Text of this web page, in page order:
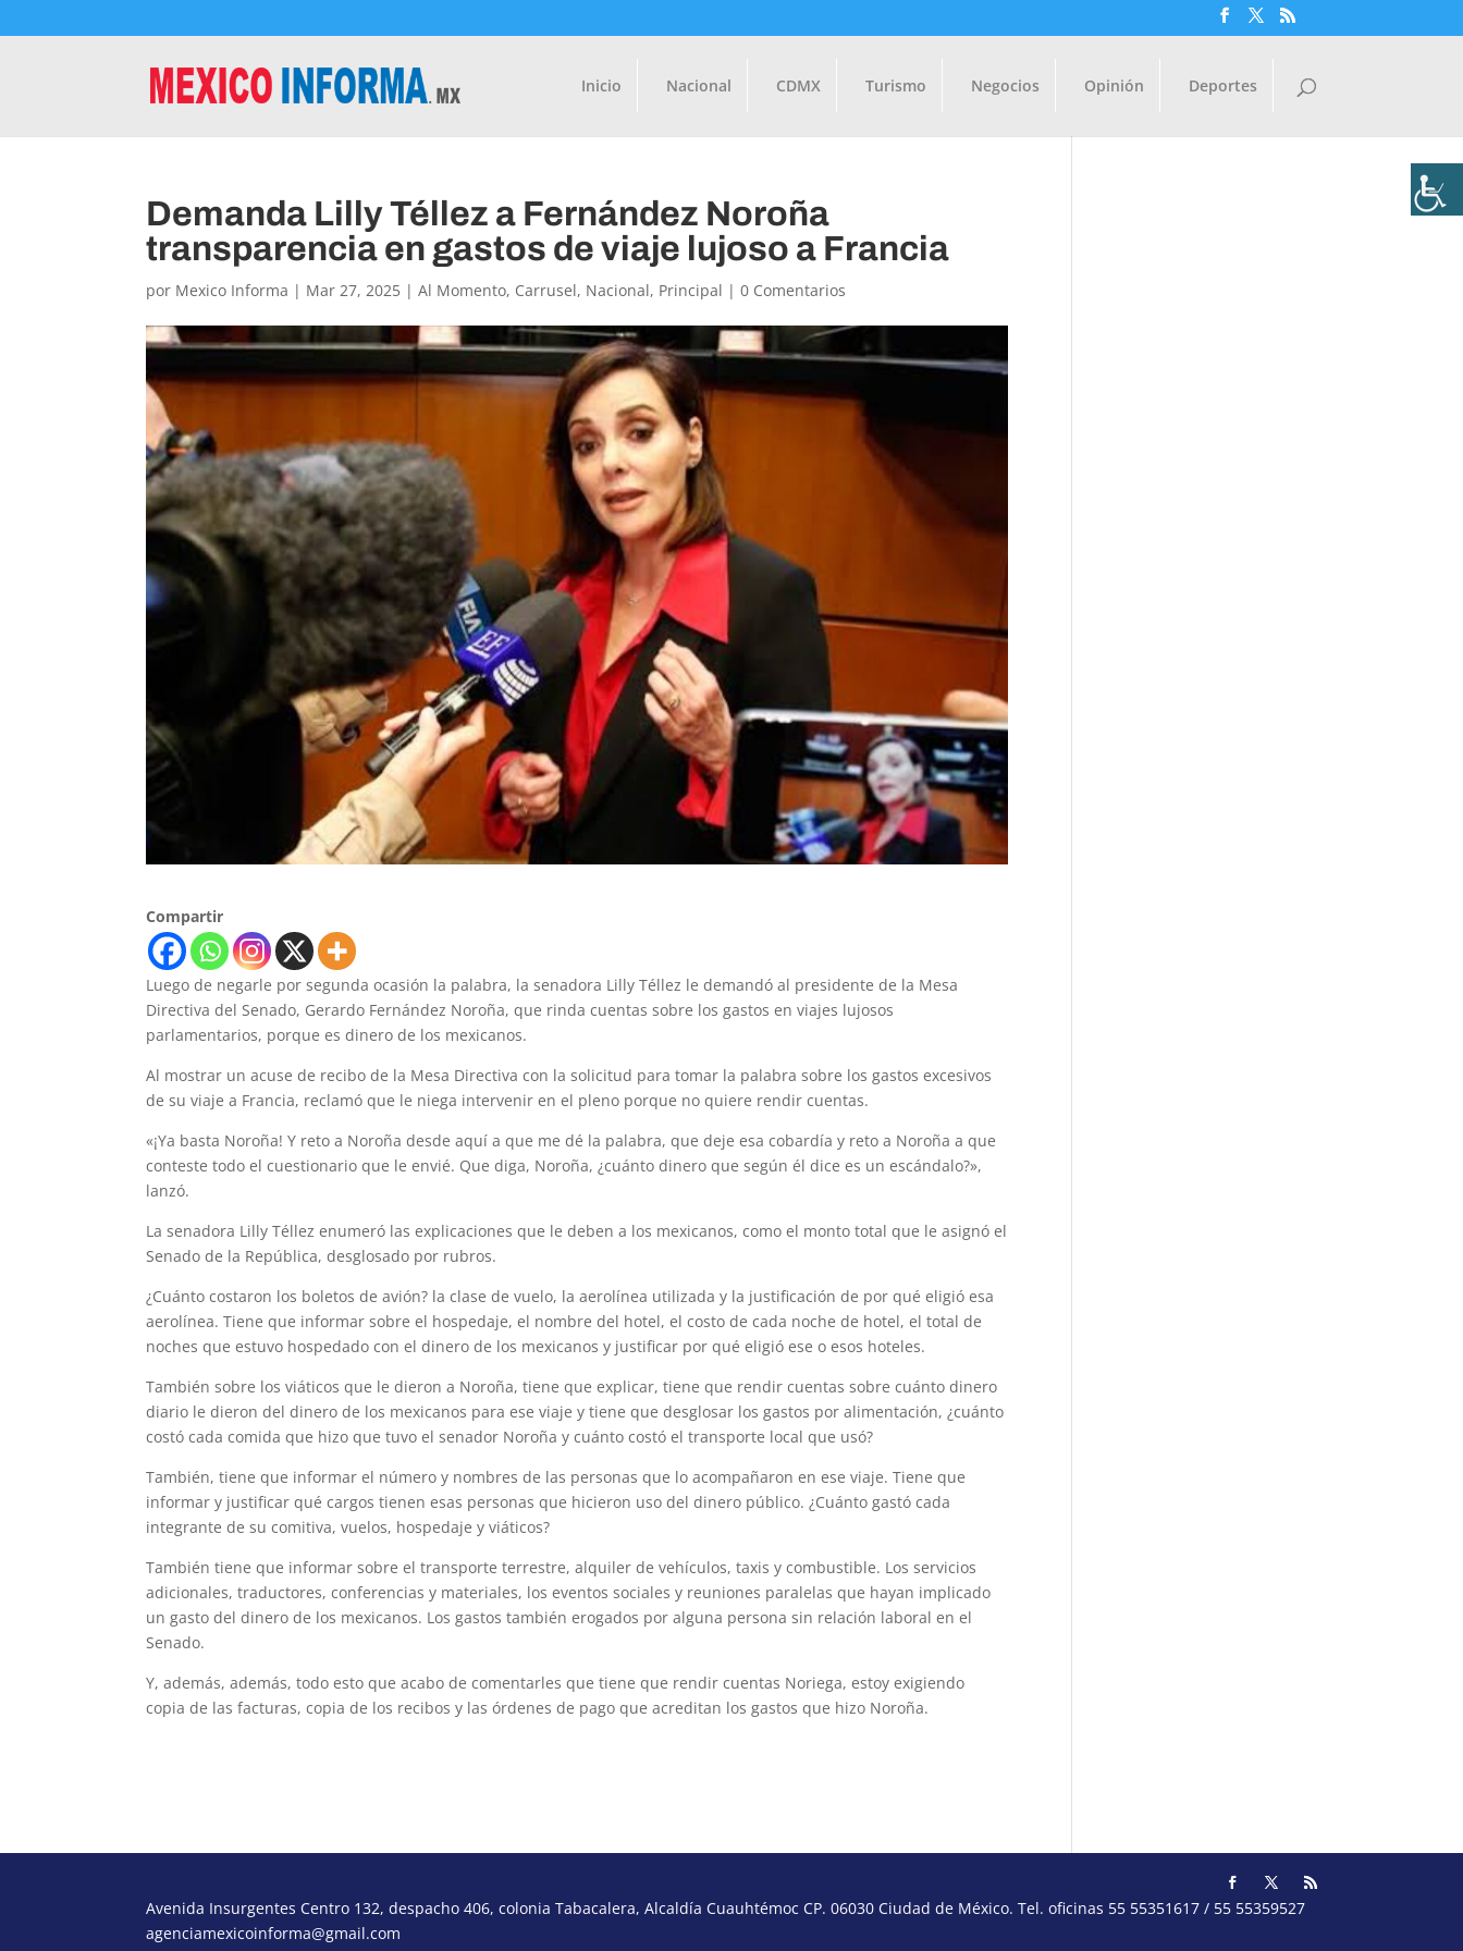
Inicio Nacional CDMX Turismo Negocios Opinión Deportes
Demanda Lilly Téllez a Fernández Noroña
transparencia en gastos de viaje lujoso a Francia
por Mexico Informa | Mar 27, 2025 |Al Momento, Carrusel, Nacional, Principal |0 Comentarios
Compartir
Luego de negarle por segunda ocasión la palabra, la senadora Lilly Téllez le demandó al presidente de la Mesa
Directiva del Senado, Gerardo Fernández Noroña, que rinda cuentas sobre los gastos en viajes lujosos
parlamentarios, porque es dinero de los mexicanos.
Al mostrar un acuse de recibo de la Mesa Directiva con la solicitud para tomar la palabra sobre los gastos excesivos
de su viaje a Francia, reclamó que le niega intervenir en el pleno porque no quiere rendir cuentas.
«¡Ya basta Noroña! Y reto a Noroña desde aquí a que me dé la palabra, que deje esa cobardía y reto a Noroña a que
conteste todo el cuestionario que le envié. Que diga, Noroña, ¿cuánto dinero que según él dice es un escándalo?»,
lanzó.
La senadora Lilly Téllez enumeró las explicaciones que le deben a los mexicanos, como el monto total que le asignó el
Senado de la República, desglosado por rubros.
¿Cuánto costaron los boletos de avión? la clase de vuelo, la aerolínea utilizada y la justificación de por qué eligió esa
aerolínea. Tiene que informar sobre el hospedaje, el nombre del hotel, el costo de cada noche de hotel, el total de
noches que estuvo hospedado con el dinero de los mexicanos y justificar por qué eligió ese o esos hoteles.
También sobre los viáticos que le dieron a Noroña, tiene que explicar, tiene que rendir cuentas sobre cuánto dinero
diario le dieron del dinero de los mexicanos para ese viaje y tiene que desglosar los gastos por alimentación, ¿cuánto
costó cada comida que hizo que tuvo el senador Noroña y cuánto costó el transporte local que usó?
También, tiene que informar el número y nombres de las personas que lo acompañaron en ese viaje. Tiene que
informar y justificar qué cargos tienen esas personas que hicieron uso del dinero público. ¿Cuánto gastó cada
integrante de su comitiva, vuelos, hospedaje y viáticos?
También tiene que informar sobre el transporte terrestre, alquiler de vehículos, taxis y combustible. Los servicios
adicionales, traductores, conferencias y materiales, los eventos sociales y reuniones paralelas que hayan implicado
un gasto del dinero de los mexicanos. Los gastos también erogados por alguna persona sin relación laboral en el
Senado.
Y, además, además, todo esto que acabo de comentarles que tiene que rendir cuentas Noriega, estoy exigiendo
copia de las facturas, copia de los recibos y las órdenes de pago que acreditan los gastos que hizo Noroña.
Avenida Insurgentes Centro 132, despacho 406, colonia Tabacalera, Alcaldía Cuauhtémoc CP. 06030 Ciudad de México. Tel. oficinas 55 55351617 / 55 55359527
agenciamexicoinforma@gmail.com